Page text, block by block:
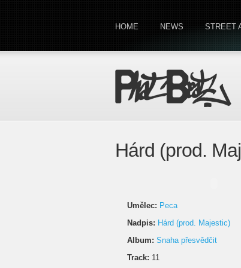
HOME NEWS STREET
Hárd (prod.
Umělec: Peca
Nadpis: Hárd (prod. Majestic)
Album: Snaha přesvědčit
Track: 11